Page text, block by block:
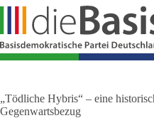
Zum
springen
„Tödliche Hybris“ – eine
Gegenwartsbezug